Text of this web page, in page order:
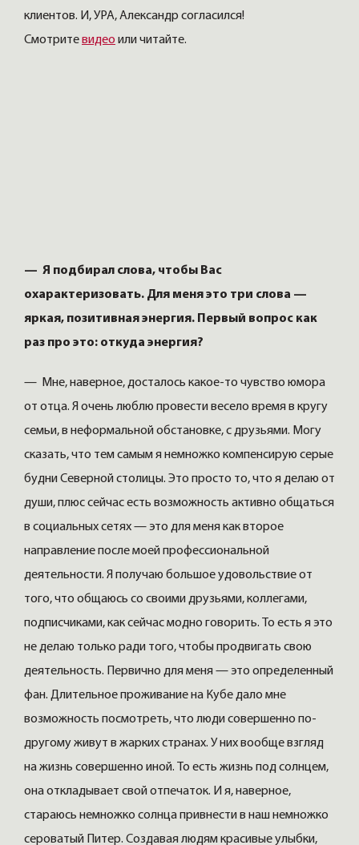
клиентов. И, УРА, Александр согласился!
Смотритевидео или читайте.
— Я подбирал слова, чтобы Вас
охарактеризовать. Для меня это три слова —
яркая, позитивная энергия. Первый вопрос как
раз про это: откуда энергия?
— Мне, наверное, досталось какое-то чувство юмора
от отца. Я очень люблю провести весело время в кругу
семьи, в неформальной обстановке, с друзьями. Могу
сказать, что тем самым я немножко компенсирую серые
будни Северной столицы. Это просто то, что я делаю от
души, плюс сейчас есть возможность активно общаться
в социальных сетях — это для меня как второе
направление после моей профессиональной
деятельности. Я получаю большое удовольствие от
того, что общаюсь со своими друзьями, коллегами,
подписчиками, как сейчас модно говорить. То есть я это
не делаю только ради того, чтобы продвигать свою
деятельность. Первично для меня — это определенный
фан. Длительное проживание на Кубе дало мне
возможность посмотреть, что люди совершенно по-
другому живут в жарких странах. У них вообще взгляд
на жизнь совершенно иной. То есть жизнь под солнцем,
она откладывает свой отпечаток. И я, наверное,
стараюсь немножко солнца привнести в наш немножко
сероватый Питер. Создавая людям красивые улыбки,